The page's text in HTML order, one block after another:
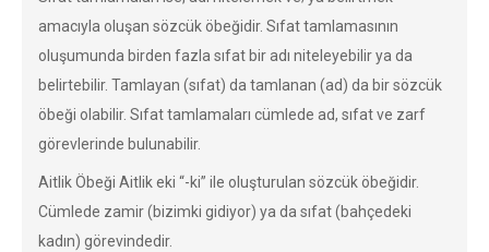
amacıyla oluşan sözcük öbeğidir. Sıfat tamlamasının
oluşumunda birden fazla sıfat bir adı niteleyebilir ya da
belirtebilir. Tamlayan (sıfat) da tamlanan (ad) da bir sözcük
öbeği olabilir. Sıfat tamlamaları cümlede ad, sıfat ve zarf
görevlerinde bulunabilir.
Aitlik Öbeği Aitlik eki “-ki” ile oluşturulan sözcük öbeğidir.
Cümlede zamir (bizimki gidiyor) ya da sıfat (bahçedeki
kadın) görevindedir.